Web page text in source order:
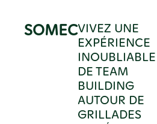
SOMECVIVEZ UNE
EXPÉRIENCE
INOUBLIABLE
DE TEAM
BUILDING
AUTOUR DE
GRILLADES